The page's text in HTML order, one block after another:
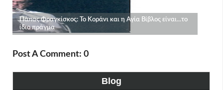
Post A Comment: 0
Blog